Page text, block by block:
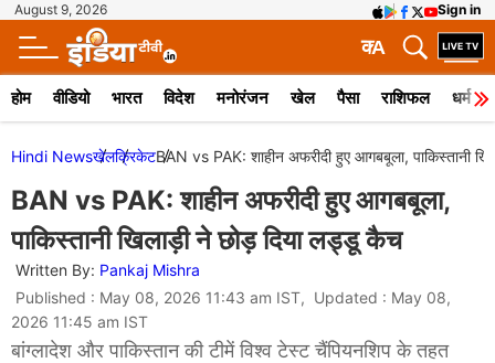
August 9, 2026 Sign in
A
क
होम वीडियो भारत विदेश मनोरंजन खेल पैसा राशिफल धर्म
Hindi Newsखेलक्रिकेटBAN vs PAK: शाहीन अफरीदी हुए आगबबूला, पाकिस्तानी
BAN vs PAK: शाहीन अफरीदी हुए आगबबूला,
पाकिस्तानी खिलाड़ी ने छोड़ दिया लड्डू कैच
Written By: Pankaj Mishra
Published : May 08, 2026 11:43 am IST, Updated : May 08,
2026 11:45 am IST
बांग्लादेश और पाकिस्तान की टीमें विश्व टेस्ट चैंपियनशिप के तहत